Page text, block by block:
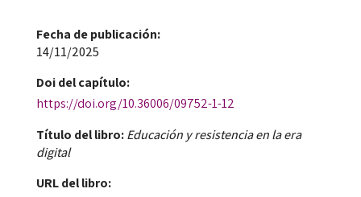
Fecha de publicación​:
14/11/2025
Doi​ del capítulo:
https://doi.org/10.36006/09752-1-12
Título del libro: Educación y resistencia en la era
digital
URL del libro: